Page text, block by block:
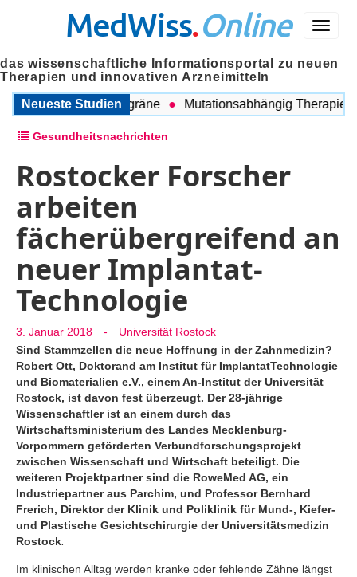
Menü
MedWiss.Online
das wissenschaftliche Informationsportal zu neuen
Therapien und innovativen Arzneimitteln
Neueste Studien
COPD und Migräne Mutationsabhängig Therapie
Gesundheitsnachrichten
Rostocker Forscher
arbeiten
fächerübergreifend an
neuer Implantat-
Technologie
3. Januar 2018 -
Universität Rostock
Sind Stammzellen die neue Hoffnung in der Zahnmedizin?
Robert Ott, Doktorand am Institut für ImplantatTechnologie
und Biomaterialien e.V., einem An-Institut der Universität
Rostock, ist davon fest überzeugt. Der 28-jährige
Wissenschaftler ist an einem durch das
Wirtschaftsministerium des Landes Mecklenburg-
Vorpommern geförderten Verbund­forschungsprojekt
zwischen Wissenschaft und Wirtschaft beteiligt. Die
weiteren Projektpartner sind die RoweMed AG, ein
Industriepartner aus Parchim, und Professor Bernhard
Frerich, Direktor der Klinik und Poliklinik für Mund-, Kiefer-
und Plastische Gesichtschirurgie der Universitätsmedizin
Rostock
Im klinischen Alltag werden kranke oder fehlende Zähne längst